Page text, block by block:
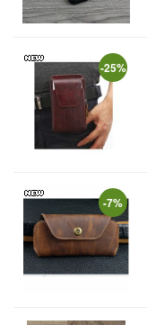
-25%
-7%